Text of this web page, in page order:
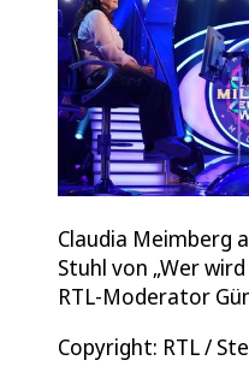
Claudia Meimberg
Stuhl von „Wer
RTL-Moderator
Copyright: RTL /